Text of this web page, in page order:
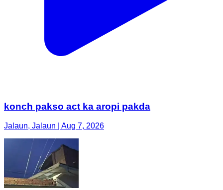
konch pakso act ka aropi pakda
Jalaun, Jalaun | Aug 7, 2026